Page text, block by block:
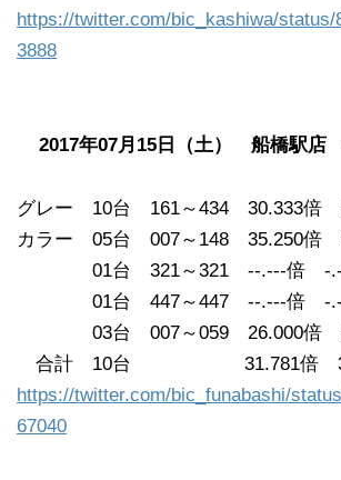
https://twitter.com/bic_kashiwa/status/
3888
2017年07月15日（土） 船橋駅店
グレー 10台 161～434 30.333倍
カラー 05台 007～148 35.250倍
01台 321～321 --.---倍 -.--
01台 447～447 --.---倍 -.--
03台 007～059 26.000倍
合計 10台 31.781倍
https://twitter.com/bic_funabashi/
67040